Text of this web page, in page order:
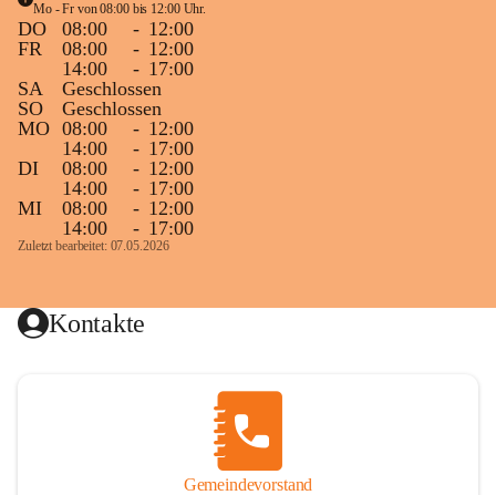
Mo - Fr von 08:00 bis 12:00 Uhr.
DO 08:00 - 12:00
FR
08:00 - 12:00
14:00
- 17:00
SA
Geschlossen
SO
Geschlossen
MO 08:00 - 12:00
14:00
- 17:00
DI
08:00 - 12:00
14:00
- 17:00
MI
08:00 - 12:00
14:00
- 17:00
Zuletzt bearbeitet: 07.05.2026
Kontakte
Gemeindevorstand